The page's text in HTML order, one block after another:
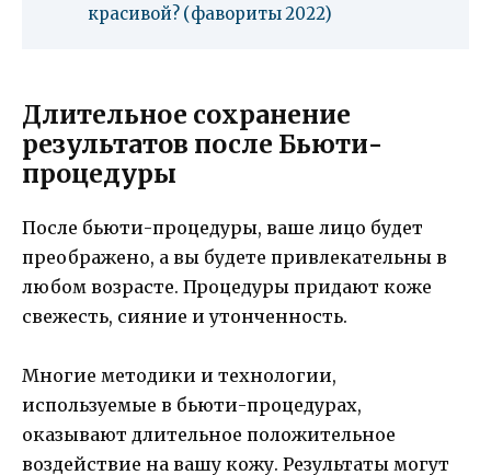
красивой? (фавориты 2022)
Длительное сохранение
результатов после Бьюти-
процедуры
После бьюти-процедуры, ваше лицо будет
преображено, а вы будете привлекательны в
любом возрасте. Процедуры придают коже
свежесть, сияние и утонченность.
Многие методики и технологии,
используемые в бьюти-процедурах,
оказывают длительное положительное
воздействие на вашу кожу. Результаты могут